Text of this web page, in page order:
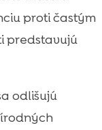
proti častým
predstavujú
odlišujú